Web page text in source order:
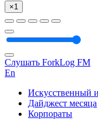
×1
Слушать ForkLog FM
En
Искусственный
Дайджест месяца
Корпораты